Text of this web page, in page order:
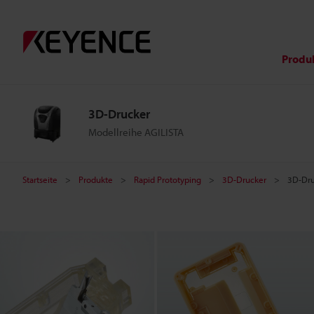
3D-Drucker
Modellreihe AGILISTA
Startseite Produkte Rapid Prototyping 3D-Drucker 3D-
3
D
D
r